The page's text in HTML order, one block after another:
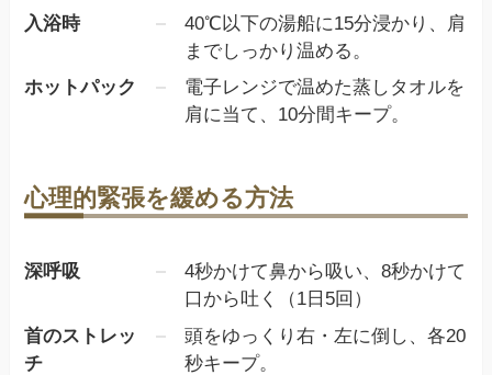
入浴時
40℃以下の湯船に15分浸かり、肩
までしっかり温める。
ホットパック
電子レンジで温めた蒸しタオルを
肩に当て、10分間キープ。
心理的緊張を緩める方法
深呼吸
4秒かけて鼻から吸い、8秒かけて
口から吐く（1日5回）
首のストレッ
チ
頭をゆっくり右・左に倒し、各20
秒キープ。